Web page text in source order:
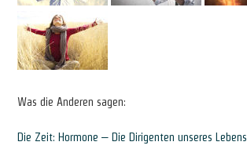
Was die Anderen sagen:
Die Zeit: Hormone – Die Dirigenten unseres Lebens